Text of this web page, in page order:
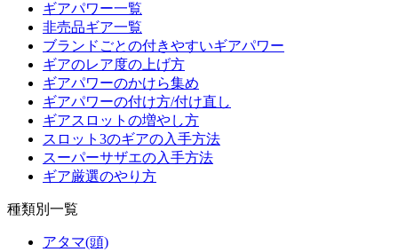
ギアパワー一覧
非売品ギア一覧
ブランドごとの付きやすいギアパワー
ギアのレア度の上げ方
ギアパワーのかけら集め
ギアパワーの付け方/付け直し
ギアスロットの増やし方
スロット3のギアの入手方法
スーパーサザエの入手方法
ギア厳選のやり方
種類別一覧
アタマ(頭)